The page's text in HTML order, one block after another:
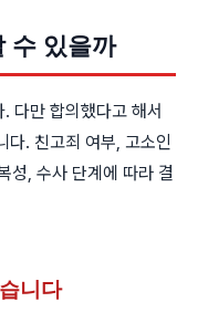
수 있을까
다만 합의했다고 해서
다. 친고죄 여부, 고소인
성, 수사 단계에 따라 결
니다